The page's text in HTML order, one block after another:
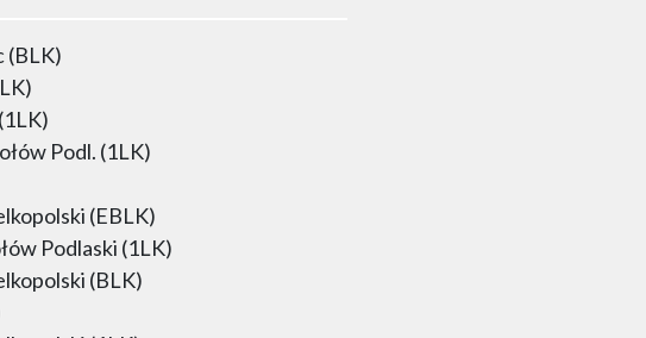
(BLK)
Podl. (1LK)
(EBLK)
Podlaski (1LK)
(BLK)